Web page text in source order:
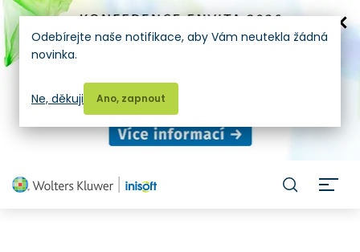
Odebírejte naše notifikace, aby Vám neutekla žádná
novinka.
Ano, zapnout
Ne, děkuji